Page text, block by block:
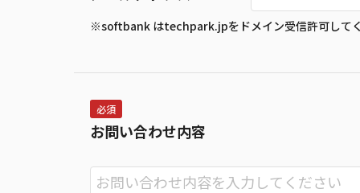
※softbank はtechpark.jpをドメイン受信許可してく
必須
お問い合わせ内容